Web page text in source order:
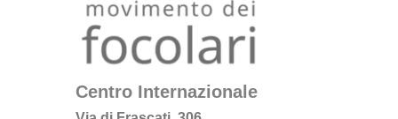
Centro Internazionale